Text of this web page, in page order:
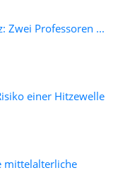
Zwei Professoren ...
einer Hitzewelle
mittelalterliche